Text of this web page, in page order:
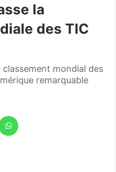
la
des TIC
classement mondial des
remarquable